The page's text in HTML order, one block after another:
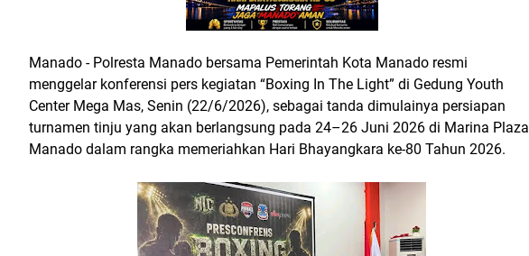
Manado - Polresta Manado bersama Pemerintah Kota Manado resmi
menggelar konferensi pers kegiatan “Boxing In The Light” di Gedung Youth
Center Mega Mas, Senin (22/6/2026), sebagai tanda dimulainya persiapan
turnamen tinju yang akan berlangsung pada 24–26 Juni 2026 di Marina Plaza
Manado dalam rangka memeriahkan Hari Bhayangkara ke-80 Tahun 2026.